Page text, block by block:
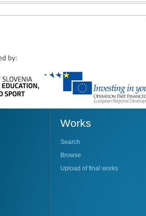
Works
Search
Browse
Upload of final works